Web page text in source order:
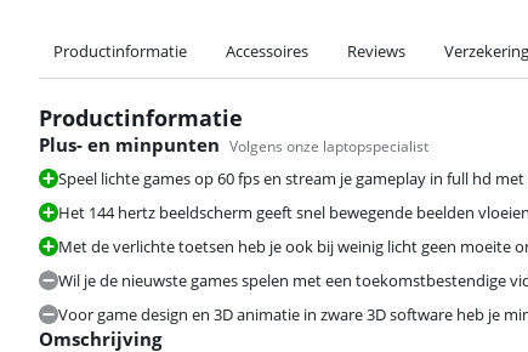
Productinformatie Accessoires Reviews Verzekering
Productinformatie
Plus- en minpunten Volgens onze laptopspecialist
Speel lichte games op 60 fps en stream je gameplay in full hd
Het 144 hertz beeldscherm geeft snel bewegende beelden
Met de verlichte toetsen heb je ook bij weinig licht geen moeite
Wil je de nieuwste games spelen met een toekomstbestendige
Voor game design en 3D animatie in zware 3D software heb je
Omschrijving